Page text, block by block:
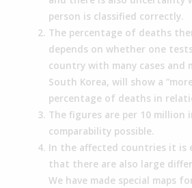
person is classified correctly.
The percentage of deaths
depends on whether one
country with many cases and
South Korea, will show a
percentage of deaths in
The figures are per 10
comparability possible.
In the affected countries it is
that there are also large
We have made special maps